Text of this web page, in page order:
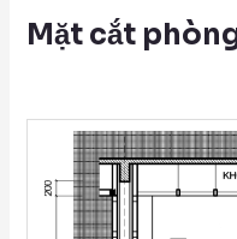
Mặt cắt